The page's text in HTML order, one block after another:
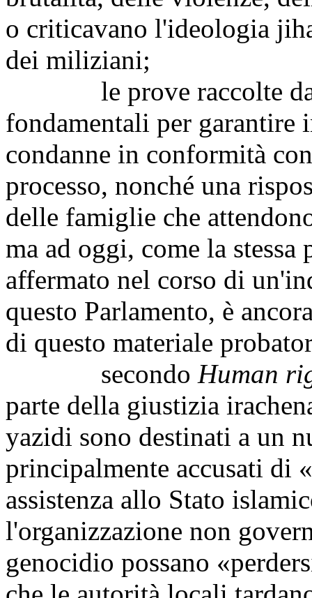
o criticavano l'ideologia
dei miliziani;
le prove raccolte
fondamentali per
condanne in conformità
processo, nonché una
delle famiglie che
ma ad oggi, come la
affermato nel corso di
questo Parlamento, è
di questo materiale
secondo Human
parte della giustizia
yazidi sono destinati a un
principalmente accusati di
assistenza allo Stato
l'organizzazione non
genocidio possano